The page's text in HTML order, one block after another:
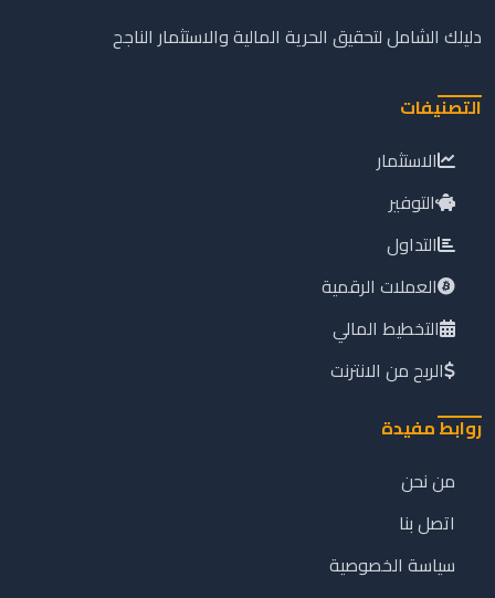
دليلك الشامل لتحقيق الحرية المالية والاستثمار الناجح
التصنيفات
الاستثمار
التوفير
التداول
العملات الرقمية
التخطيط المالي
الربح من الانترنت
روابط مفيدة
من نحن
اتصل بنا
سياسة الخصوصية